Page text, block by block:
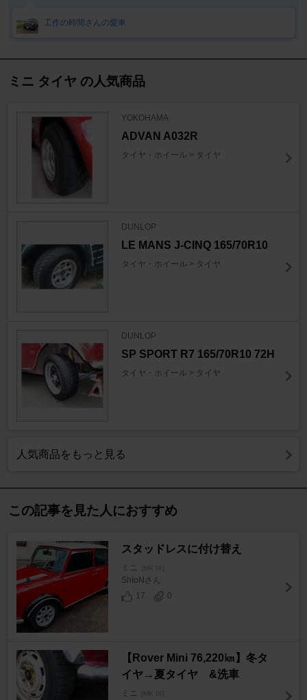
工作の時間さんの愛車
ミニ タイヤ の人気商品
YOKOHAMA
ADVAN A032R
タイヤ・ホイール > タイヤ
DUNLOP
LE MANS J-CINQ 165/70R10
タイヤ・ホイール > タイヤ
DUNLOP
SP SPORT R7 165/70R10 72H
タイヤ・ホイール > タイヤ
人気商品をもっと見る
この記事を見た人におすすめ
スタッドレスに付け替え
ミニ [MK IX]
ShIoNさん
17
0
【Rover Mini 76,220㎞】冬タ
イヤ→夏タイヤ &洗車
ミニ [MK IX]